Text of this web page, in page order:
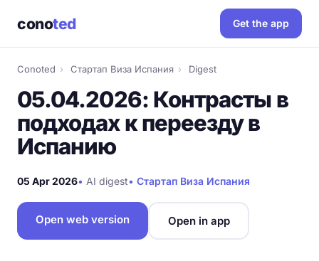
conoted Get the app
Conoted › Стартап Виза Испания › Digest
05.04.2026: Контрасты в
подходах к переезду в
Испанию
05 Apr 2026• AI digest• Стартап Виза Испания
Open web version Open in app